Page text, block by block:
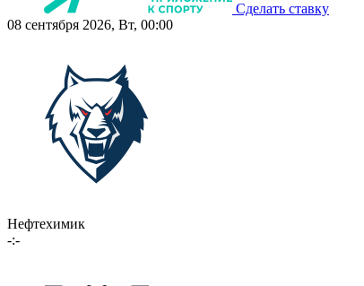
Сделать ставку
08 сентября 2026, Вт, 00:00
Нефтехимик
-:-